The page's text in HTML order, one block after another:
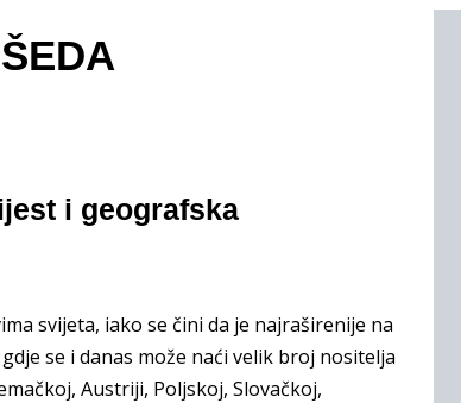
i geografska
svijeta, iako se čini da je najraširenije na
se i danas može naći velik broj nositelja
Austriji, Poljskoj, Slovačkoj,